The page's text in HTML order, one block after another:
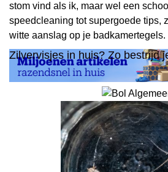
stom vind als ik, maar wel een
speedcleaning tot supergoede tips,
witte aanslag op je badkamertegels.
Zilvervisjes in huis? Zo bestrijd